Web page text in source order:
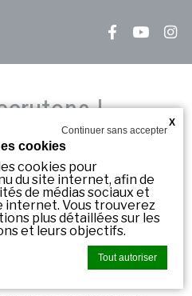
Continuer sans accepter
cookies
X
cookies pour
du site internet, afin de
de médias sociaux et
internet. Vous trouverez
plus détaillées sur les
et leurs objectifs.
Tout autoriser
!
partie de notre belle
afin de
de notre industrie,
actuellement de